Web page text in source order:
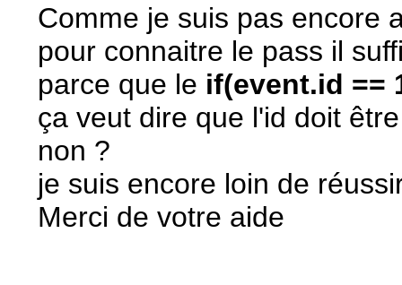
Comme je suis pas encore
pour connaitre le pass il
parce que le if(event.id ==
ça veut dire que l'id doit
non ?
je suis encore loin de
Merci de votre aide